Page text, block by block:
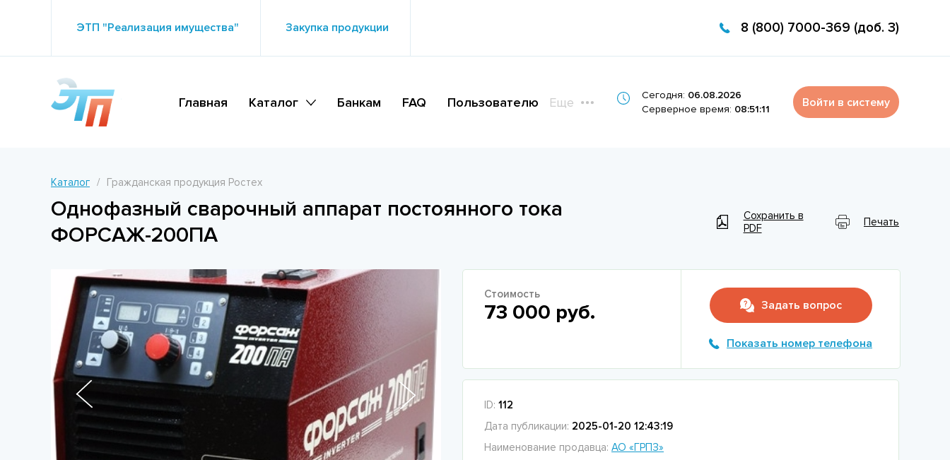
ЭТП "Реализация имущества" Закупка продукции 8 (800) 7000-369 (доб. 3)
Главная Каталог Банкам FAQ Пользователю Еще Сегодня: 06.08.2026
Серверное время: 08:51:11 Войти в систему
Каталог Гражданская продукция Ростех
Однофазный сварочный аппарат постоянного тока
ФОРСАЖ-200ПА
Сохранить в
PDF
Печать
Стоимость
73 000 руб. Задать вопрос
Показать номер телефона
ID: 112
Дата публикации: 2025-01-20 12:43:19
Наименование продавца: АО «ГРПЗ»